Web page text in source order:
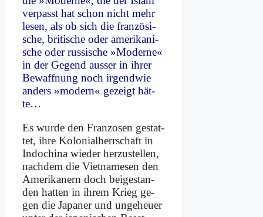
ver­passt hat schon nicht mehr
le­sen, als ob sich die fran­zö­si­
sche, bri­ti­sche oder ame­ri­ka­ni­
sche oder rus­si­sche »Mo­der­ne«
in der Ge­gend au­sser in ih­rer
Be­waff­nung noch ir­gend­wie
an­ders »mo­dern« ge­zeigt hät­
te…
Es wur­de den Fran­zo­sen ge­stat­
tet, ih­re Ko­lo­ni­al­herr­schaft in
In­do­chi­na wie­der her­zu­stel­len,
nach­dem die Viet­na­me­sen den
Ame­ri­ka­nern doch bei­gestan­
den hat­ten in ih­rem Krieg ge­
gen die Ja­pa­ner und un­ge­heu­er